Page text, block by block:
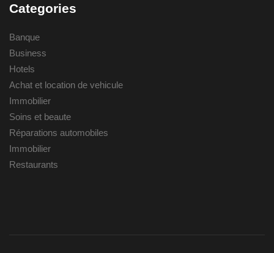
Categories
Banque
Business
Hotels
Achat et location de vehicule
Immobilier
Soins et beaute
Réparations automobiles
Immobilier
Restaurants